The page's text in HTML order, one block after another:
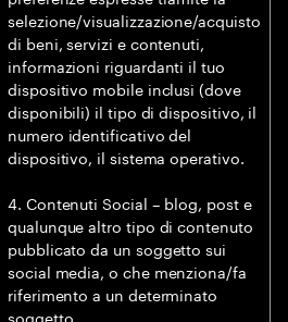
selezione/visualizzazione/acquisto
di beni, servizi e contenuti,
informazioni riguardanti il tuo
dispositivo mobile inclusi (dove
disponibili) il tipo di dispositivo, il
numero identificativo del
dispositivo, il sistema operativo.
4. Contenuti Social – blog, post e
qualunque altro tipo di contenuto
pubblicato da un soggetto sui
social media, o che menziona/fa
riferimento a un determinato
soggetto.